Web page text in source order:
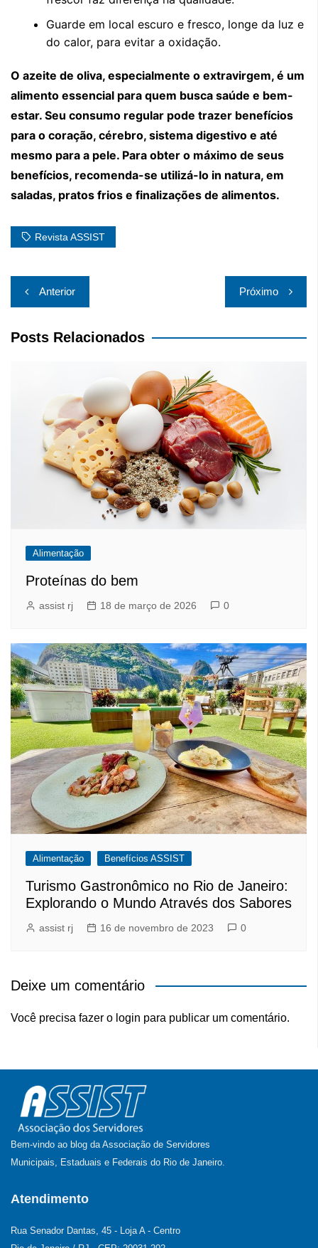
Guarde em local escuro e fresco, longe da luz e
do calor, para evitar a oxidação.
O azeite de oliva, especialmente o extravirgem, é um
alimento essencial para quem busca saúde e bem-
estar. Seu consumo regular pode trazer benefícios
para o coração, cérebro, sistema digestivo e até
mesmo para a pele. Para obter o máximo de seus
benefícios, recomenda-se utilizá-lo in natura, em
saladas, pratos frios e finalizações de alimentos.
Revista ASSIST
Navegação
de
Post
Anterior Próximo
Posts Relacionados
Alimentação
Proteínas do bem
assist rj 18 de março de 2026 0
Alimentação Benefícios ASSIST
Turismo Gastronômico no Rio de Janeiro:
Explorando o Mundo Através dos Sabores
assist rj 16 de novembro de 2023 0
Deixe um comentário
Você precisa fazer o login para publicar um comentário.
Bem-vindo ao blog da Associação de Servidores
Municipais, Estaduais e Federais do Rio de Janeiro.
Atendimento
Rua Senador Dantas, 45 - Loja A - Centro